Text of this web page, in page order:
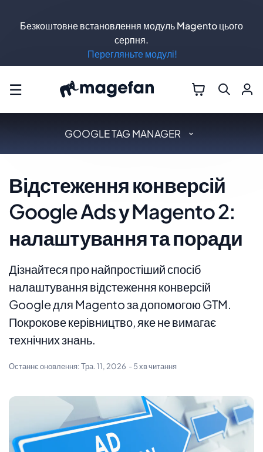
☰
GOOGLE TAG MANAGER
Відстеження конверсій
Google Ads у Magento 2:
налаштування та поради
Дізнайтеся про найпростіший спосіб
налаштування відстеження конверсій
Google для Magento за допомогою GTM.
Покрокове керівництво, яке не вимагає
технічних знань.
Останнє оновлення:Тра. 11, 2026 - 5 хв читання
Безкоштовне встановлення модуль Magento цього
серпня.
Перегляньте модулі!